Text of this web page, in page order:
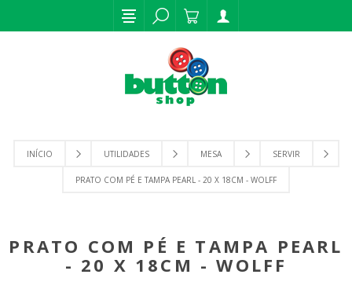
INÍCIO UTILIDADES MESA SERVIR
PRATO COM PÉ E TAMPA PEARL - 20 X 18CM - WOLFF
PRATO COM PÉ E TAMPA PEARL
- 20 X 18CM - WOLFF